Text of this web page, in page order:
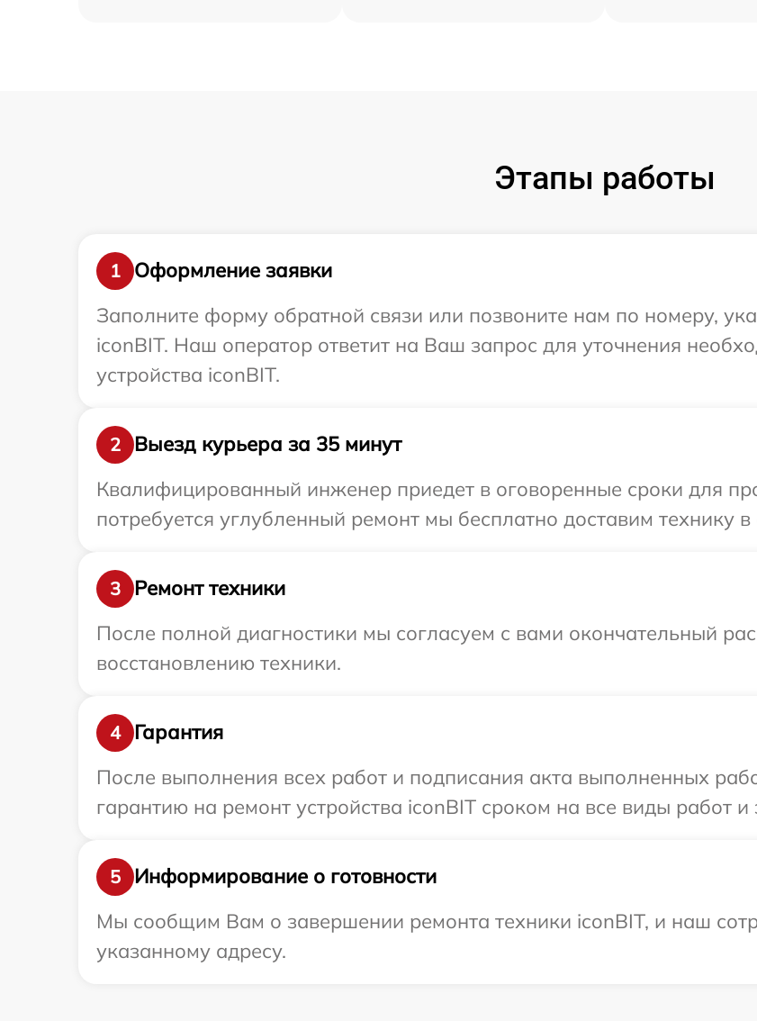
Этапы работы
1
Оформление заявки
Заполните форму обратной связи или позвоните нам по номеру,
iconBIT. Наш оператор ответит на Ваш запрос для уточнения
устройства iconBIT.
2
Выезд курьера за 35 минут
Квалифицированный инженер приедет в оговоренные сроки для
потребуется углубленный ремонт мы бесплатно доставим технику
3
Ремонт техники
После полной диагностики мы согласуем с вами окончательный
восстановлению техники.
4
Гарантия
После выполнения всех работ и подписания акта выполненных
гарантию на ремонт устройства iconBIT сроком на все виды работ и
5
Информирование о готовности
Мы сообщим Вам о завершении ремонта техники iconBIT, и наш
указанному адресу.